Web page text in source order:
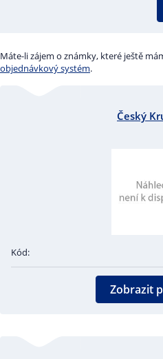
Máte-li zájem o známky, které ještě
objednávkový systém.
Český
Kód:
Zobrazit